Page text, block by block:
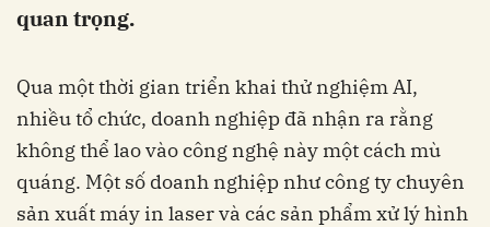
quan trọng.
Qua một thời gian triển khai thử nghiệm AI,
nhiều tổ chức, doanh nghiệp đã nhận ra rằng
không thể lao vào công nghệ này một cách mù
quáng. Một số doanh nghiệp như công ty chuyên
sản xuất máy in laser và các sản phẩm xử lý hình